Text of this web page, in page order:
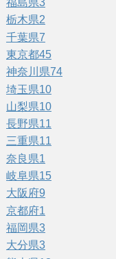
福島県3
栃木県2
千葉県7
東京都45
神奈川県74
埼玉県10
山梨県10
長野県11
三重県11
奈良県1
岐阜県15
大阪府9
京都府1
福岡県3
大分県3